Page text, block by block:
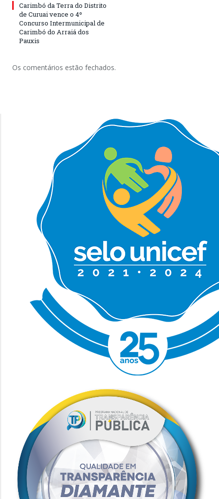
Carimbó da Terra do Distrito
de Curuai vence o 4º
Concurso Intermunicipal de
Carimbó do Arraiá dos
Pauxis
Os comentários estão fechados.